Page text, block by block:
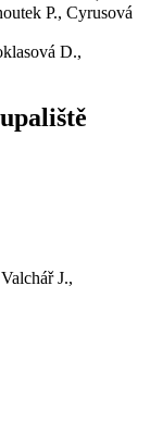
P., Cyrusová
D.,
J.,